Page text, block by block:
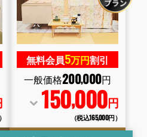
無料会員5万円割引
一般価格200,000円
150,000円
（税込165,000円）